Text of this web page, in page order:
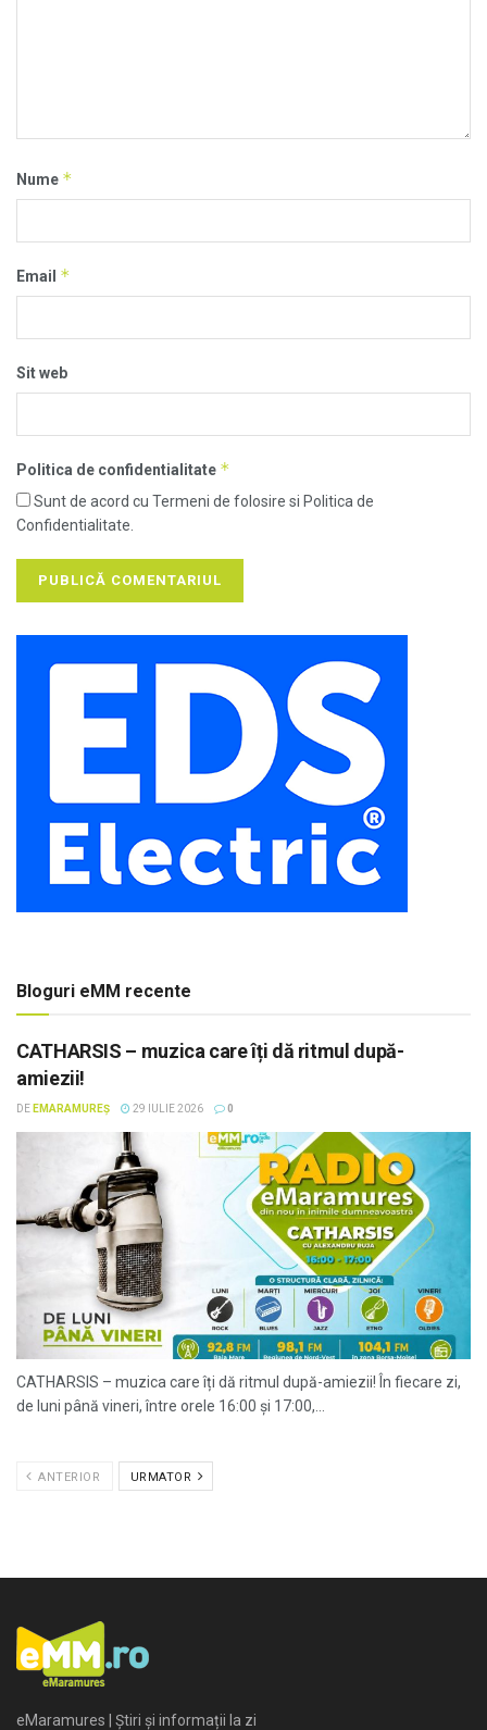
Nume *
Email *
Sit web
Politica de confidentialitate *
Sunt de acord cu Termeni de folosire si Politica de
Confidentialitate.
Bloguri eMM recente
CATHARSIS – muzica care îți dă ritmul după-
amiezii!
DE EMARAMUREȘ 29 IULIE 2026 0
CATHARSIS – muzica care îți dă ritmul după-amiezii! În fiecare zi,
de luni până vineri, între orele 16:00 și 17:00,...
ANTERIOR URMATOR
eMaramures | Știri și informații la zi